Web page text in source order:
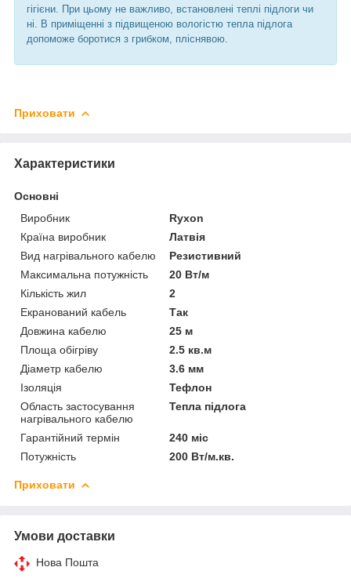
гігієни. При цьому не важливо, встановлені теплі підлоги чи
ні. В приміщенні з підвищеною вологістю тепла підлога
допоможе боротися з грибком, пліснявою.
Приховати
Характеристики
Основні
Виробник
Ryxon
Країна виробник
Латвія
Вид нагрівального кабелю
Резистивний
Максимальна потужність
20 Вт/м
Кількість жил
2
Екранований кабель
Так
Довжина кабелю
25 м
Площа обігріву
2.5 кв.м
Діаметр кабелю
3.6 мм
Ізоляція
Тефлон
Область застосування
нагрівального кабелю
Тепла підлога
Гарантійний термін
240 міс
Потужність
200 Вт/м.кв.
Приховати
Умови доставки
Нова Пошта